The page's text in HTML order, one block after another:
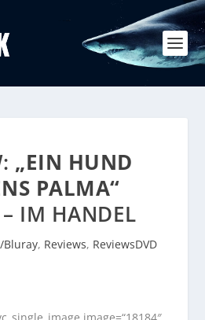
„EIN HUND
PALMA“
IM HANDEL
Bluray, Reviews, ReviewsDVD